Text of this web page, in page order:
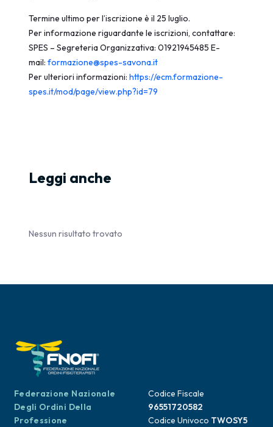
Termine ultimo per l’iscrizione è il 25 luglio.
Per informazione riguardante le iscrizioni, contattare:
SPES – Segreteria Organizzativa: 01921945485 E-
mail:formazione@spes-savona.it
Per ulteriori informazioni:https://ecm.formazione-
spes.it/mod/page/view.php?id=79
Leggi anche
Nessun risultato trovato
Federazione Nazionale
Degli Ordini Della
Professione
Codice Fiscale
96551720582
Codice Univoco TWOSY5